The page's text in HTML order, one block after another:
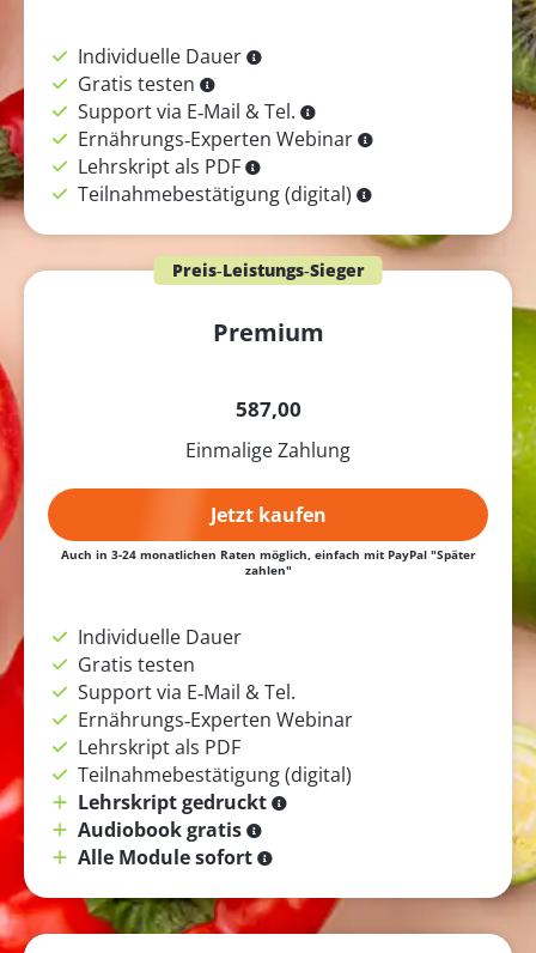
Individuelle Dauer
Gratis testen
Support via E‑Mail & Tel.
Ernährungs‑Experten Webinar
Lehrskript als PDF
Teilnahmebestätigung (digital)
Preis‑Leistungs‑Sieger
Premium
587,00
Einmalige Zahlung
Jetzt kaufen
Auch in 3-24 monatlichen Raten möglich, einfach mit PayPal "Später
zahlen"
Individuelle Dauer
Gratis testen
Support via E‑Mail & Tel.
Ernährungs‑Experten Webinar
Lehrskript als PDF
Teilnahmebestätigung (digital)
Lehrskript gedruckt
Audiobook gratis
Alle Module sofort